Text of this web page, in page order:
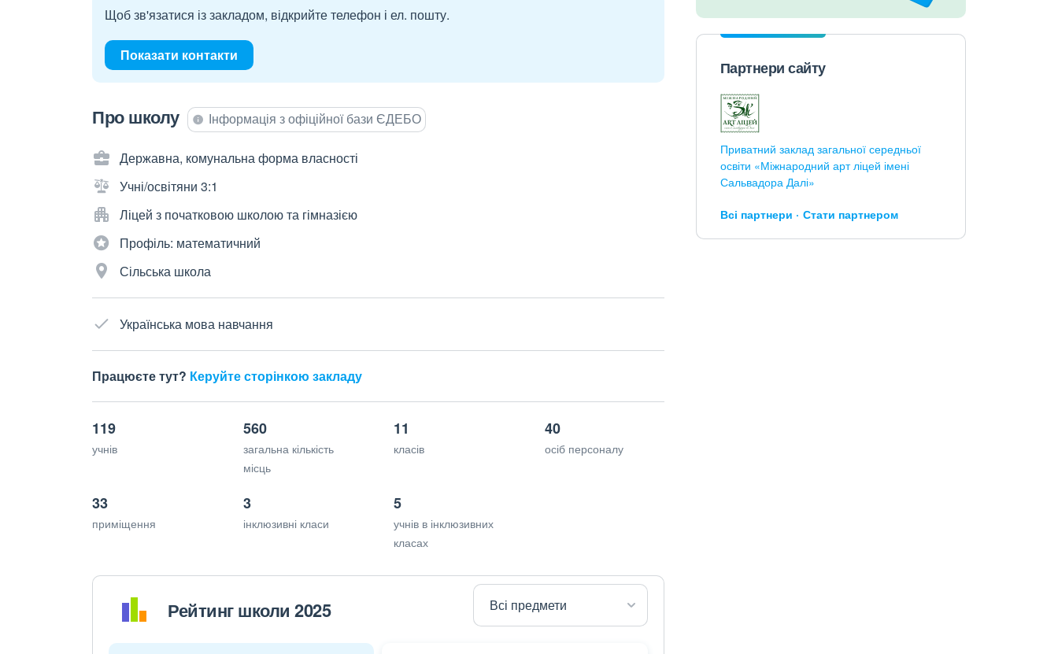
Щоб зв'язатися із закладом, відкрийте телефон і ел. пошту.
Показати контакти
Про школу Інформація з офіційної бази ЄДЕБО
Державна, комунальна форма власності
Учні/освітяни 3:1
Ліцей з початковою школою та гімназією
Профіль: математичний
Сільська школа
Українська мова навчання
Працюєте тут? Керуйте сторінкою закладу
119
учнів
560
загальна кількість
місць
11
класів
40
осіб персоналу
33
приміщення
3
інклюзивні класи
5
учнів в інклюзивних
класах
Рейтинг школи 2025
Партнери сайту
Приватний заклад загальної середньої
освіти «Міжнародний арт ліцей імені
Сальвадора Далі»
Всі партнери Стати партнером